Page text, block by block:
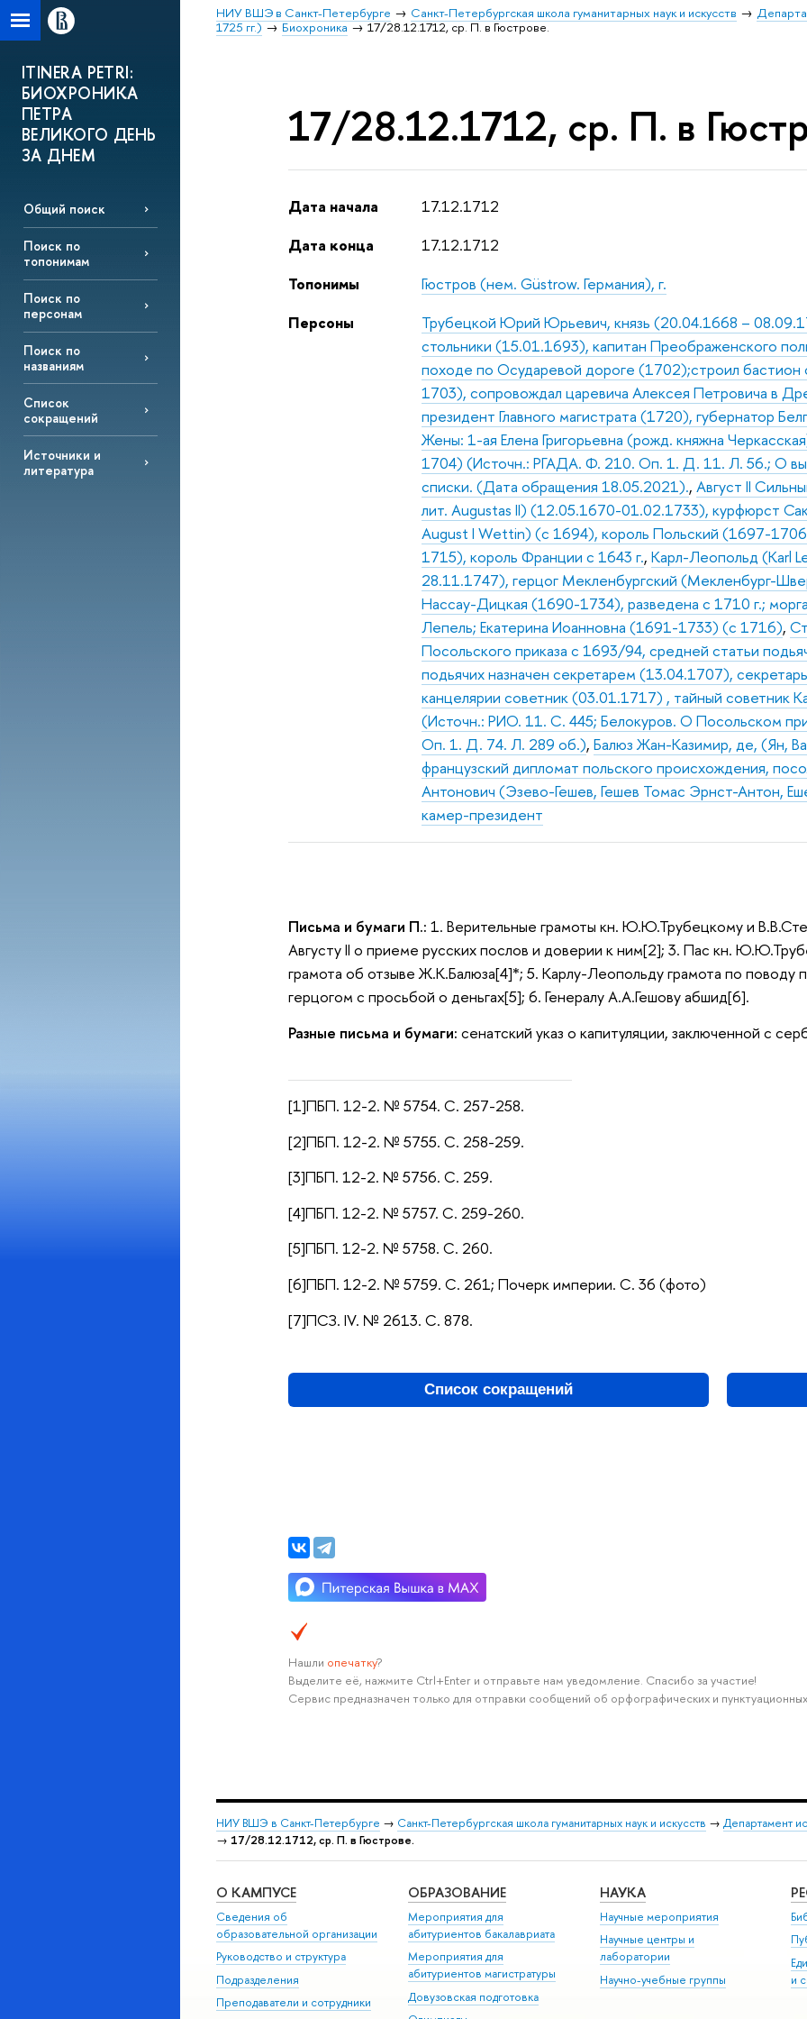
НИУ ВШЭ в Санкт-Петербурге Санкт-Петербургская школа гуманитарных наук и искусств
1725 гг.)
Биохроника 17/28.12.1712, ср. П. в Гюстрове.
ITINERA PETRI:
БИОХРОНИКА
ПЕТРА
ВЕЛИКОГО ДЕНЬ
ЗА ДНЕМ
Общий поиск
Поиск по
топонимам
Поиск по
персонам
Поиск по
названиям
Список
сокращений
Источники и
литература
17/28.12.1712, ср. П. в
Дата начала
17.12.1712
Дата конца
17.12.1712
Топонимы
Гюстров (нем. Güstrow. Германия), г.
Персоны
Трубецкой Юрий Юрьевич, князь (20.04.1668 –
стольники (15.01.1693), капитан Преображенского
походе по Осударевой дороге (1702);строил бастион
1703), сопровождал царевича Алексея Петровича в
президент Главного магистрата (1720), губернатор
Жены: 1-ая Елена Григорьевна (рожд. княжна
1704) (Источн.: РГАДА. Ф. 210. Оп. 1. Д. 11. Л. 56.; О
списки. (Дата обращения 18.05.2021).,Август II
лит. Augustas II) (12.05.1670-01.02.1733), курфюрст
August I Wettin) (с 1694), король Польский (1697-
1715), король Франции с 1643 г.,Карл-Леопольд (Karl
28.11.1747), герцог Мекленбургский (Мекленбург-
Нассау-Дицкая (1690-1734), разведена с 1710 г.;
Лепель; Екатерина Иоанновна (1691-1733) (с 1716),
Посольского приказа с 1693/94, средней статьи
подьячих назначен секретарем (13.04.1707),
канцелярии советник (03.01.1717) , тайный советник
(Источн.: РИО. 11. С. 445; Белокуров. О Посольском
Оп. 1. Д. 74. Л. 289 об.),Балюз Жан-Казимир, де, (Ян,
французский дипломат польского происхождения,
Антонович (Эзево-Гешев, Гешев Томас Эрнст-Антон,
камер-президент
Письма и бумаги П.: 1. Верительные грамоты кн. Ю.Ю.Трубецкому и
Августу II о приеме русских послов и доверии к ним[2]; 3. Пас кн.
грамота об отзыве Ж.К.Балюза[4]*; 5. Карлу-Леопольду грамота по поводу
герцогом с просьбой о деньгах[5]; 6. Генералу А.А.Гешову aбшид[6].
Разные письма и бумаги: сенатский указ о капитуляции, заключенной с
[1]ПБП. 12-2. № 5754. С. 257-258.
[2]ПБП. 12-2. № 5755. С. 258-259.
[3]ПБП. 12-2. № 5756. С. 259.
[4]ПБП. 12-2. № 5757. С. 259-260.
[5]ПБП. 12-2. № 5758. С. 260.
[6]ПБП. 12-2. № 5759. С. 261; Почерк империи. С. 36 (фото)
[7]ПСЗ. IV. № 2613. С. 878.
Список сокращений
Нашли опечатку?
Выделите её, нажмите Ctrl+Enter и отправьте нам уведомление. Спасибо за участие!
Сервис предназначен только для отправки сообщений об орфографических и
НИУ ВШЭ в Санкт-Петербурге → Санкт-Петербургская школа гуманитарных наук и искусств → Департамент
→ 17/28.12.1712, ср. П. в Гюстрове.
О КАМПУСЕ
Сведения об
образовательной организации
Руководство и структура
Подразделения
Преподаватели и сотрудники
ОБРАЗОВАНИЕ
Мероприятия для
абитуриентов бакалавриата
Мероприятия для
абитуриентов магистратуры
Довузовская подготовка
НАУКА
Научные мероприятия
Научные центры и
лаборатории
Научно-учебные группы
и